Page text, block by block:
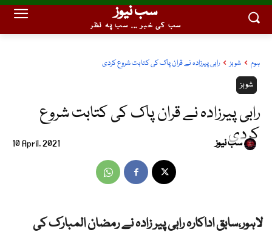
سب نیوز
سب کی خبر ... سب پہ نظر
ہوم شوبز رابی پیرزادہ نے قران پاک کی کتابت شروع کردی
شوبز
رابی پیرزادہ نے قران پاک کی کتابت شروع
کردی
10 April, 2021 سب نیوز
لاہور،سابق اداکارہ رابی پیر زادہ نے رمضان المبارک کی